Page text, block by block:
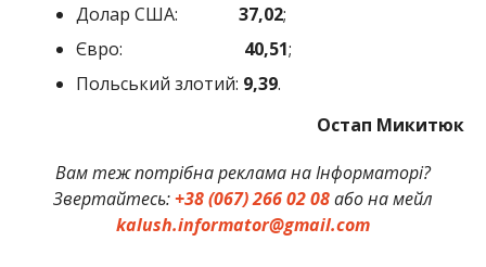
Долар США: 37,02;
Євро: 40,51;
Польський злотий: 9,39.
Остап Микитюк
Вам теж потрібна реклама на Інформаторі?
Звертайтесь:+38 (067) 266 02 08або на мейл
kalush.informator@gmail.com